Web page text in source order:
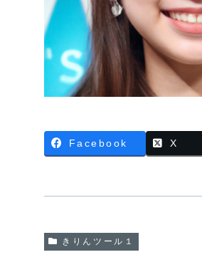
Facebook X
きりんツール１